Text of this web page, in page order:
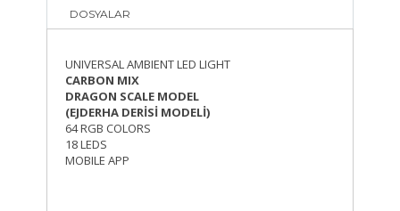
DOSYALAR
UNIVERSAL AMBIENT LED LIGHT
CARBON MIX
DRAGON SCALE MODEL
(EJDERHA DERİSİ MODELİ)
64 RGB COLORS
18 LEDS
MOBILE APP